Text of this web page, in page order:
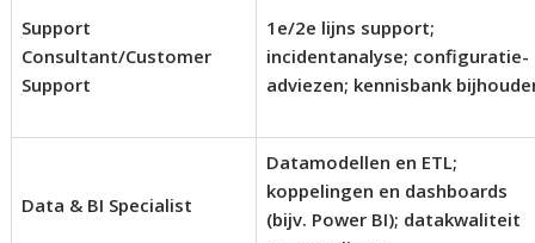
Support
Consultant/Customer
Support
1e/2e lijns support;
incidentanalyse; configuratie-
adviezen; kennisbank
Data & BI Specialist
Datamodellen en ETL;
koppelingen en dashboards
(bijv. Power BI); datakwaliteit